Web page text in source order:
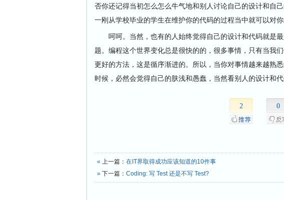
否你还记得当初怎么怎么牛气地和别人讨论自己的设计和自
一刚从学校毕业的学生在维护你的代码的过程当中就可以对
呵呵。当然，也有的人始终觉得自己的设计和代码就是
题。编程这个世界变化总是很快的的，很多事情，只有当我
更好的方法，这是循序渐进的。所以，当你对事情越来越熟
时候，必然会觉得自己的肤浅和愚蠢，当然看别人的设计和
2 0
« 上一篇： 在IT界取得成功应该知道的10件事
» 下一篇： Coding: 写 Test 还是不写 Test?